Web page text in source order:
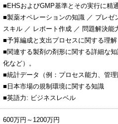
■EHSおよびGMP基準とその実行に精
■製薬オペレーションの知識 ／ プレゼ
スキル ／ レポート作成 ／ 問題解決能
■予算編成と支出プロセスに関する理解
■関連する製剤の剤形に関する詳細な
化など）。
■統計データ（例：プロセス能力、管
■日本市場の規制環境に関する知識
■英語力: ビジネスレベル
600万円～1200万円